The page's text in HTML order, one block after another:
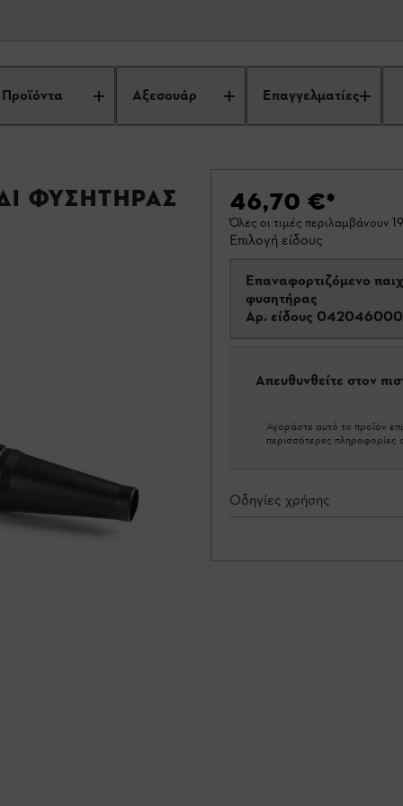
Προϊόντα Αξεσουάρ Επαγγελματίες
φυσητήρας 46,70 €*
Όλες οι τιμές περιλαμβάνουν
Επιλογή είδους
Επαναφορτιζόμενο
φυσητήρας
Αρ. είδους
Απευθυνθείτε στον
Αγοράστε αυτό το προϊόν
περισσότερες πληροφορίες
Οδηγίες χρήσης